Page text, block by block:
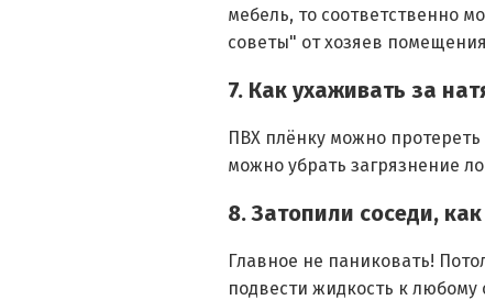
мебель, то соответственно
советы" от хозяев
7. Как ухаживать за
ПВХ плёнку можно
можно убрать загрязнение
8. Затопили соседи,
Главное не паниковать!
подвести жидкость к любому